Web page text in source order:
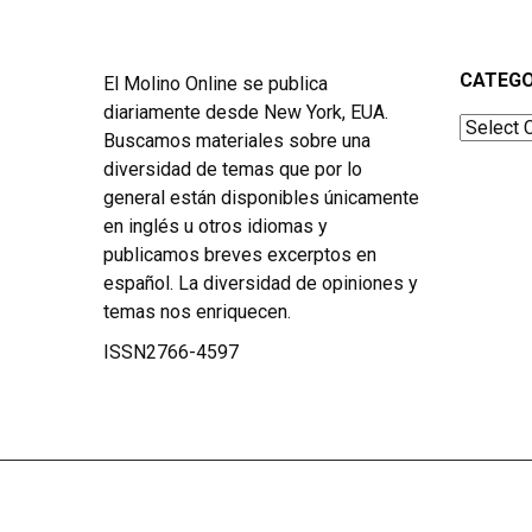
El Molino Online se publica
diariamente desde New York, EUA.
Buscamos materiales sobre una
diversidad de temas que por lo
general están disponibles únicamente
en inglés u otros idiomas y
publicamos breves excerptos en
español. La diversidad de opiniones y
temas nos enriquecen.
ISSN2766-4597